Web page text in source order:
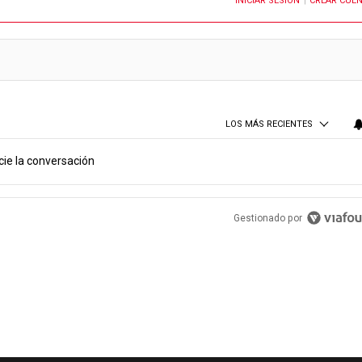
LOS MÁS RECIENTES
la conversación
Gestionado por